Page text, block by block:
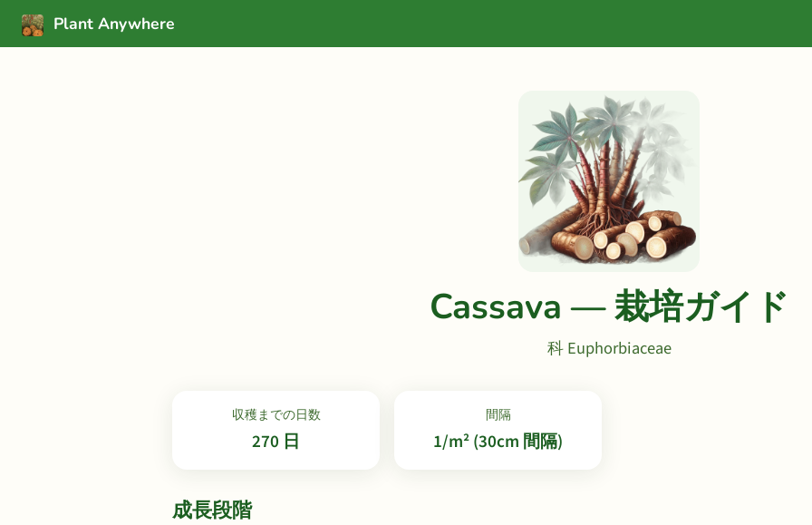
Plant Anywhere
Cassava — 栽培ガイド
科 Euphorbiaceae
収穫までの日数
270 日
間隔
1/m² (30cm 間隔)
成長段階